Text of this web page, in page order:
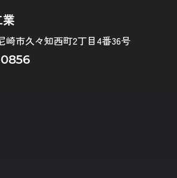
崎市久々知西町2丁目4番36号